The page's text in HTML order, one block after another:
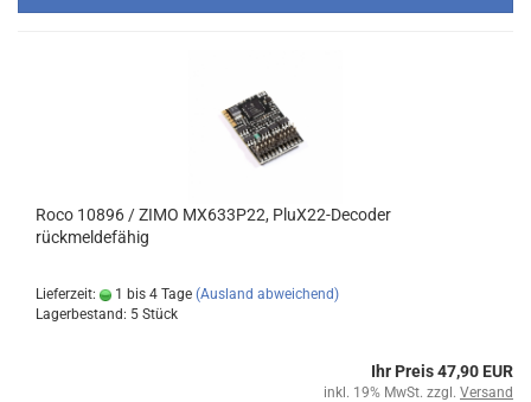
Roco 10896 / ZIMO MX633P22, PluX22-Decoder
rückmeldefähig
Lieferzeit: 1 bis 4 Tage (Ausland abweichend)
Lagerbestand: 5 Stück
Ihr Preis 47,90 EUR
inkl. 19% MwSt. zzgl. Versand